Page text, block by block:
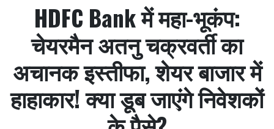
HDFC Bank में महा-भूकंप:
चेयरमैन अतनु चक्रवर्ती का
अचानक इस्तीफा, शेयर बाजार में
हाहाकार! क्या डूब जाएंगे निवेशकों